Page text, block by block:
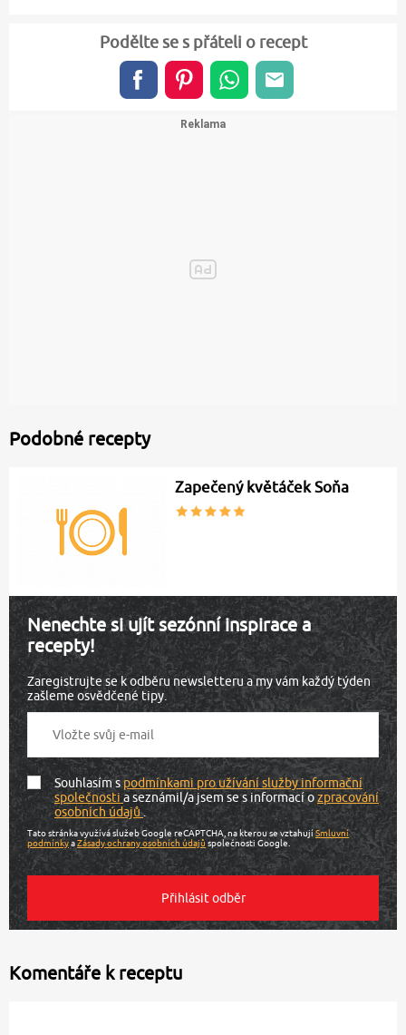
Podělte se s přáteli o recept
Podobné recepty
Zapečený květáček Soňa
Nenechte si ujít sezónní inspirace a
recepty!
Zaregistrujte se k odběru newsletteru a my vám každý týden
zašleme osvědčené tipy.
Souhlasím spodmínkami pro užívání služby informační
společnostia seznámil/a jsem se s informací ozpracování
osobních údajů.
Tato stránka využívá služeb Google reCAPTCHA, na kterou se vztahujíSmluvní
podmínkyaZásady ochrany osobních údajů společnosti Google.
Komentáře k receptu